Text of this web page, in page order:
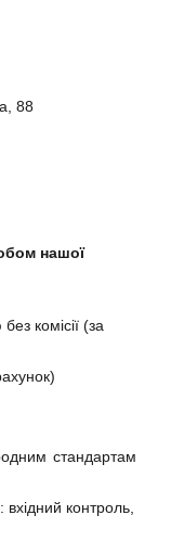
88
нашої
комісії (за
стандартам
контроль,